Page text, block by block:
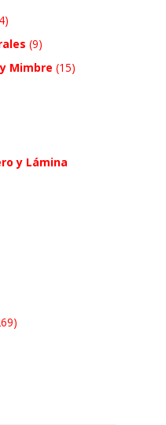
(9)
Mimbre (15)
y Lámina